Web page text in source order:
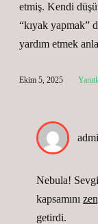
etmiş. Kendi
“kıyak yapmak”
yardım etmek
Ekim 5, 2025
Nebula!
kapsamını
getirdi.